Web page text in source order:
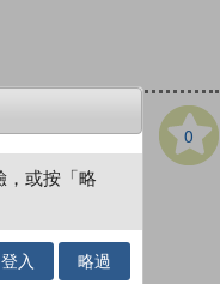
0
，或按「略
登入 略過